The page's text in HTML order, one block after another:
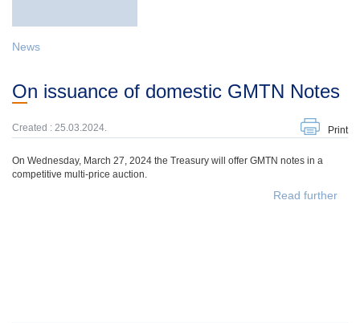
News
On issuance of domestic GMTN Notes
Created : 25.03.2024. Print
On Wednesday, March 27, 2024 the Treasury will offer GMTN notes in a
competitive multi-price auction.
Read further